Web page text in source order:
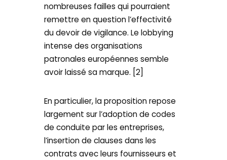
nombreuses failles qui pourraient
remettre en question l’effectivité
du devoir de vigilance. Le lobbying
intense des organisations
patronales européennes semble
avoir laissé sa marque. [2]
En particulier, la proposition repose
largement sur l’adoption de codes
de conduite par les entreprises,
l’insertion de clauses dans les
contrats avec leurs fournisseurs et